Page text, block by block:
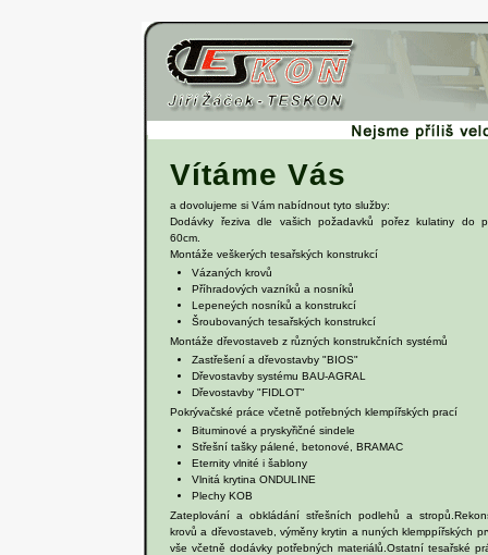
Vítáme Vás
a dovolujeme si Vám nabídnout tyto služby:
Dodávky řeziva dle vašich požadavků pořez kulatiny do
60cm.
Montáže veškerých tesařských konstrukcí
Vázaných krovů
Příhradových vazníků a nosníků
Lepeneých nosníků a konstrukcí
Šroubovaných tesařských konstrukcí
Montáže dřevostaveb z různých konstrukčních systémů
Zastřešení a dřevostavby "BIOS"
Dřevostavby systému BAU-AGRAL
Dřevostavby "FIDLOT"
Pokrývačské práce včetně potřebných klempířských prací
Bituminové a pryskyřičné sindele
Střešní tašky pálené, betonové, BRAMAC
Eternity vlnité i šablony
Vlnitá krytina ONDULINE
Plechy KOB
Zateplování a obkládání střešních podlehů a
krovů a dřevostaveb, výměny krytin a nuných klemppířských
vše včetně dodávky potřebných materiálů.Ostatní tesařské